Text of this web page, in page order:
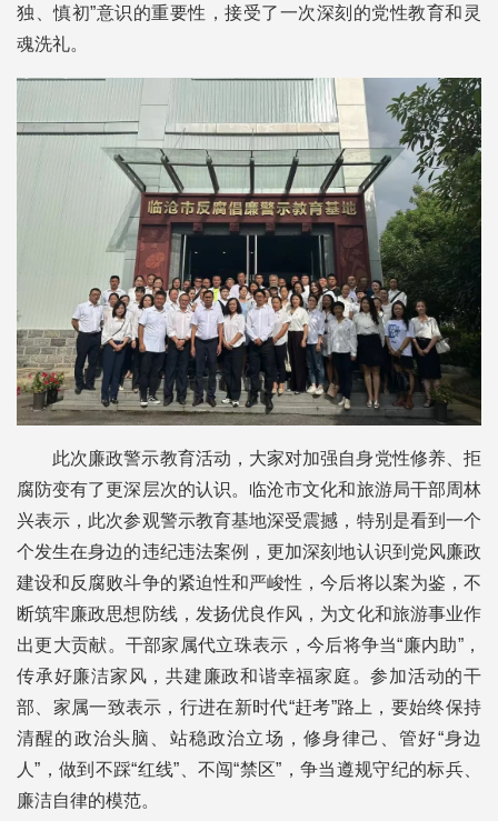
独、慎初”意识的重要性，接受了一次深刻的党性教育和灵
魂洗礼。
此次廉政警示教育活动，大家对加强自身党性修养、拒
腐防变有了更深层次的认识。临沧市文化和旅游局干部周林
兴表示，此次参观警示教育基地深受震撼，特别是看到一个
个发生在身边的违纪违法案例，更加深刻地认识到党风廉政
建设和反腐败斗争的紧迫性和严峻性，今后将以案为鉴，不
断筑牢廉政思想防线，发扬优良作风，为文化和旅游事业作
出更大贡献。干部家属代立珠表示，今后将争当“廉内助”，
传承好廉洁家风，共建廉政和谐幸福家庭。参加活动的干
部、家属一致表示，行进在新时代“赶考”路上，要始终保持
清醒的政治头脑、站稳政治立场，修身律己、管好“身边
人”，做到不踩“红线”、不闯“禁区”，争当遵规守纪的标兵、
廉洁自律的模范。